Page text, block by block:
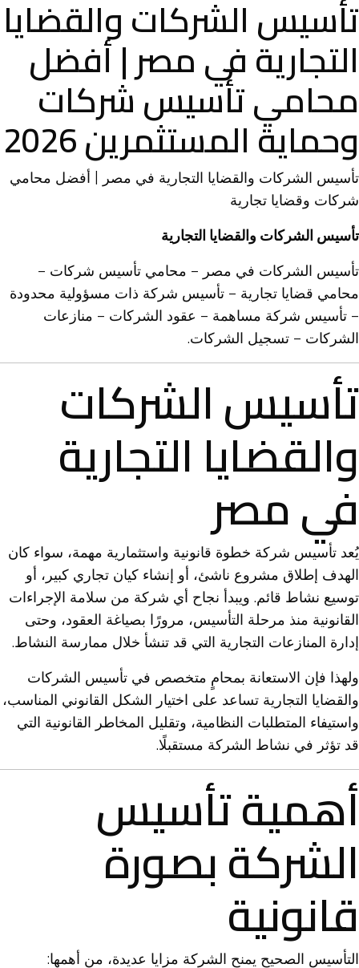
تأسيس الشركات والقضايا
التجارية في مصر | أفضل
محامي تأسيس شركات
وحماية المستثمرين 2026
تأسيس الشركات والقضايا التجارية في مصر | أفضل محامي
شركات وقضايا تجارية
تأسيس الشركات والقضايا التجارية
تأسيس الشركات في مصر – محامي تأسيس شركات –
محامي قضايا تجارية – تأسيس شركة ذات مسؤولية محدودة
– تأسيس شركة مساهمة – عقود الشركات – منازعات
الشركات – تسجيل الشركات.
تأسيس الشركات
والقضايا التجارية
في مصر
يُعد تأسيس شركة خطوة قانونية واستثمارية مهمة، سواء كان
الهدف إطلاق مشروع ناشئ، أو إنشاء كيان تجاري كبير، أو
توسيع نشاط قائم. ويبدأ نجاح أي شركة من سلامة الإجراءات
القانونية منذ مرحلة التأسيس، مرورًا بصياغة العقود، وحتى
إدارة المنازعات التجارية التي قد تنشأ خلال ممارسة النشاط.
ولهذا فإن الاستعانة بمحامٍ متخصص في تأسيس الشركات
والقضايا التجارية تساعد على اختيار الشكل القانوني المناسب،
واستيفاء المتطلبات النظامية، وتقليل المخاطر القانونية التي
قد تؤثر في نشاط الشركة مستقبلًا.
أهمية تأسيس
الشركة بصورة
قانونية
التأسيس الصحيح يمنح الشركة مزايا عديدة، من أهمها: